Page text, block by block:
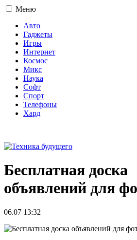
Меню
Авто
Гаджеты
Игры
Интернет
Космос
Микс
Наука
Софт
Спорт
Телефоны
Хард
Бесплатная доска
объявлений для
06.07 13:32